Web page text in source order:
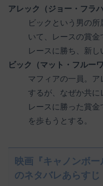
アレック（ジョー・フラハ
ビックという男の
いて、レースの賞金
レースに勝ち、新し
ビック（マット・フルーワ
マフィアの一員。ア
するが、なぜか共に
レースに勝った賞
を歩もうとする。
映画『キャノンボー
のネタバレあらすじ